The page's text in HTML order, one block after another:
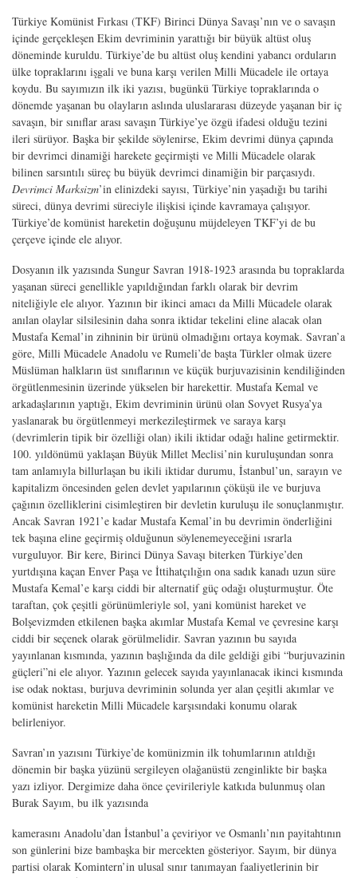
Türkiye Komünist Fırkası (TKF) Birinci Dünya Savaşı’nın ve o savaşın
içinde gerçekleşen Ekim devriminin yarattığı bir büyük altüst oluş
döneminde kuruldu. Türkiye’de bu altüst oluş kendini yabancı orduların
ülke topraklarını işgali ve buna karşı verilen Milli Mücadele ile ortaya
koydu. Bu sayımızın ilk iki yazısı, bugünkü Türkiye topraklarında o
dönemde yaşanan bu olayların aslında uluslararası düzeyde yaşanan bir iç
savaşın, bir sınıflar arası savaşın Türkiye’ye özgü ifadesi olduğu tezini
ileri sürüyor. Başka bir şekilde söylenirse, Ekim devrimi dünya çapında
bir devrimci dinamiği harekete geçirmişti ve Milli Mücadele olarak
bilinen sarsıntılı süreç bu büyük devrimci dinamiğin bir parçasıydı.
Devrimci Marksizm’in elinizdeki sayısı, Türkiye’nin yaşadığı bu tarihi
süreci, dünya devrimi süreciyle ilişkisi içinde kavramaya çalışıyor.
Türkiye’de komünist hareketin doğuşunu müjdeleyen TKF’yi de bu
çerçeve içinde ele alıyor.
Dosyanın ilk yazısında Sungur Savran 1918-1923 arasında bu topraklarda
yaşanan süreci genellikle yapıldığından farklı olarak bir devrim
niteliğiyle ele alıyor. Yazının bir ikinci amacı da Milli Mücadele olarak
anılan olaylar silsilesinin daha sonra iktidar tekelini eline alacak olan
Mustafa Kemal’in zihninin bir ürünü olmadığını ortaya koymak. Savran’a
göre, Milli Mücadele Anadolu ve Rumeli’de başta Türkler olmak üzere
Müslüman halkların üst sınıflarının ve küçük burjuvazisinin kendiliğinden
örgütlenmesinin üzerinde yükselen bir harekettir. Mustafa Kemal ve
arkadaşlarının yaptığı, Ekim devriminin ürünü olan Sovyet Rusya’ya
yaslanarak bu örgütlenmeyi merkezileştirmek ve saraya karşı
(devrimlerin tipik bir özelliği olan) ikili iktidar odağı haline getirmektir.
100. yıldönümü yaklaşan Büyük Millet Meclisi’nin kuruluşundan sonra
tam anlamıyla billurlaşan bu ikili iktidar durumu, İstanbul’un, sarayın ve
kapitalizm öncesinden gelen devlet yapılarının çöküşü ile ve burjuva
çağının özelliklerini cisimleştiren bir devletin kuruluşu ile sonuçlanmıştır.
Ancak Savran 1921’e kadar Mustafa Kemal’in bu devrimin önderliğini
tek başına eline geçirmiş olduğunun söylenemeyeceğini ısrarla
vurguluyor. Bir kere, Birinci Dünya Savaşı biterken Türkiye’den
yurtdışına kaçan Enver Paşa ve İttihatçılığın ona sadık kanadı uzun süre
Mustafa Kemal’e karşı ciddi bir alternatif güç odağı oluşturmuştur. Öte
taraftan, çok çeşitli görünümleriyle sol, yani komünist hareket ve
Bolşevizmden etkilenen başka akımlar Mustafa Kemal ve çevresine karşı
ciddi bir seçenek olarak görülmelidir. Savran yazının bu sayıda
yayınlanan kısmında, yazının başlığında da dile geldiği gibi “burjuvazinin
güçleri”ni ele alıyor. Yazının gelecek sayıda yayınlanacak ikinci kısmında
ise odak noktası, burjuva devriminin solunda yer alan çeşitli akımlar ve
komünist hareketin Milli Mücadele karşısındaki konumu olarak
belirleniyor.
Savran’ın yazısını Türkiye’de komünizmin ilk tohumlarının atıldığı
dönemin bir başka yüzünü sergileyen olağanüstü zenginlikte bir başka
yazı izliyor. Dergimize daha önce çevirileriyle katkıda bulunmuş olan
Burak Sayım, bu ilk yazısında
kamerasını Anadolu’dan İstanbul’a çeviriyor ve Osmanlı’nın payitahtının
son günlerini bize bambaşka bir mercekten gösteriyor. Sayım, bir dünya
partisi olarak Komintern’in ulusal sınır tanımayan faaliyetlerinin bir